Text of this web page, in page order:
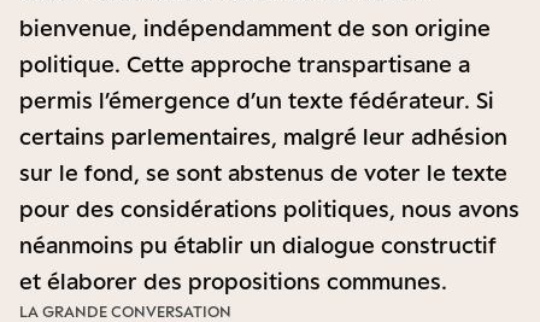
bienvenue, indépendamment de son origine
politique. Cette approche transpartisane a
permis l’émergence d’un texte fédérateur. Si
certains parlementaires, malgré leur adhésion
sur le fond, se sont abstenus de voter le texte
pour des considérations politiques, nous avons
néanmoins pu établir un dialogue constructif
et élaborer des propositions communes.
LA GRANDE CONVERSATION